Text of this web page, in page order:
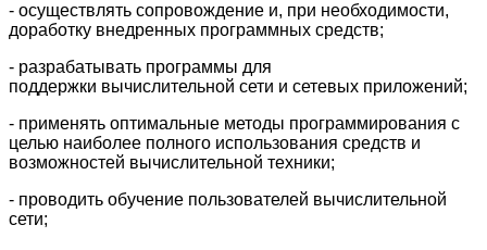
- осуществлять сопровождение и, при необходимости,
доработку внедренных программных средств;
- разрабатывать программы для
поддержки вычислительной сети и сетевых приложений;
- применять оптимальные методы программирования с
целью наиболее полного использования средств и
возможностей вычислительной техники;
- проводить обучение пользователей вычислительной
сети;